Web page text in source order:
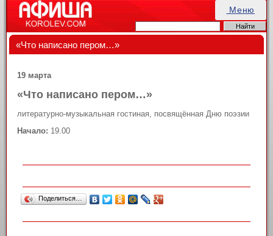
Меню
«Что написано пером…»
19 марта
«Что написано пером…»
литературно-музыкальная гостиная, посвящённая Дню поэзии
Начало: 19.00
Поделиться…